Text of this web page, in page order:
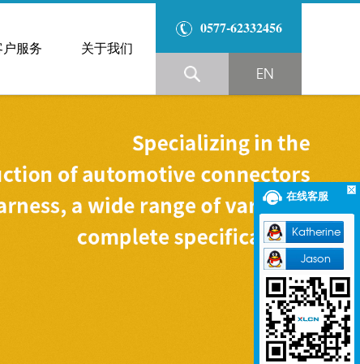
户服务 关于我们
0577-62332456
EN
在线客服
Katherine
Jason